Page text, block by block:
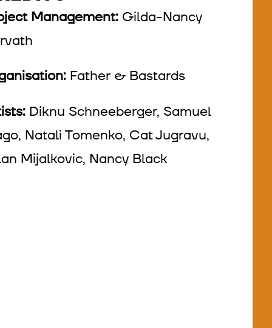
Management:Gilda-Nancy
Father & Bastards
Diknu Schneeberger, Samuel
Natali Tomenko, Cat Jugravu,
Mijalkovic, Nancy Black